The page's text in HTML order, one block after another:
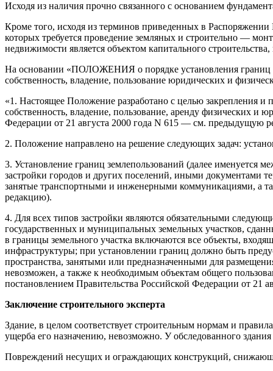
Исходя из наличия прочно связанного с основанием
Кроме того, исходя из терминов приведенных в
которых требуется проведение земляных и строительно —
недвижимости является объектом капитального
На основании «ПОЛОЖЕНИЯ о порядке установления границ
собственность, владение, пользование юридических и
«1. Настоящее Положение разработано с целью закрепления
собственность, владение, пользование, аренду физических и
Федерации от 21 августа 2000 года N 615 — см. предыдущую
2. Положение направлено на решение следующих задач:
3. Установление границ землепользований (далее именуется
застройки городов и других поселений, иными документами
занятые транспортными и инженерными коммуникациями, а
редакцию).
4. Для всех типов застройки являются обязательными
государственных и муниципальных земельных участков,
в границы земельного участка включаются все объекты,
инфраструктуры; при установлении границ должно быть
пространства, занятыми или предназначенными для
невозможен, а также к необходимым объектам общего
постановлением Правительства Российской Федерации от
Заключение строительного эксперта
Здание, в целом соответствует строительным нормам и
ущерба его назначению, невозможно. У обследованного
Повреждений несущих и ограждающих конструкций,